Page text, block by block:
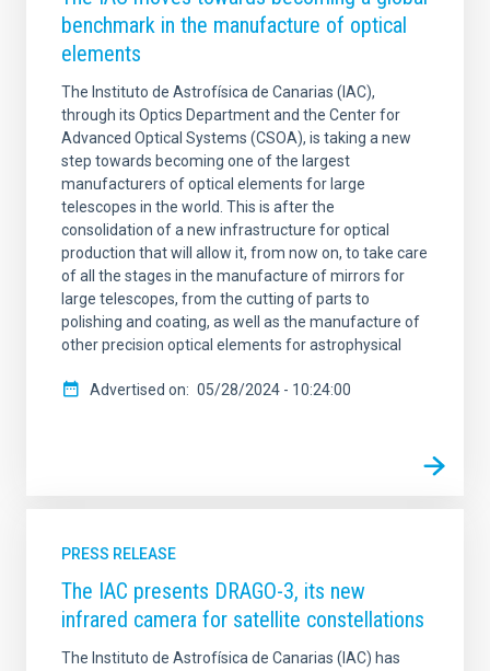
benchmark in the manufacture of optical
elements
The Instituto de Astrofísica de Canarias (IAC),
through its Optics Department and the Center for
Advanced Optical Systems (CSOA), is taking a new
step towards becoming one of the largest
manufacturers of optical elements for large
telescopes in the world. This is after the
consolidation of a new infrastructure for optical
production that will allow it, from now on, to take care
of all the stages in the manufacture of mirrors for
large telescopes, from the cutting of parts to
polishing and coating, as well as the manufacture of
other precision optical elements for astrophysical
Advertised on 05/28/2024 - 10:24:00
PRESS RELEASE
The IAC presents DRAGO-3, its new
infrared camera for satellite constellations
The Instituto de Astrofísica de Canarias (IAC) has